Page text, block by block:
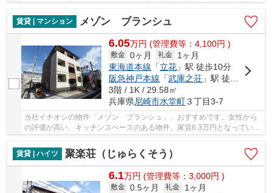
賃貸 | マンション
メゾン ブランシュ
6.05万円 (管理費等：4,100円 )
敷金 0ヶ月 礼金
1ヶ月
東海道本線 「立花 」駅 徒歩10分
阪急神戸本線 「武庫之荘 」駅 徒歩16分
3階 / 1K / 29.58㎡
兵庫県尼崎市水堂町３丁目3-7
当社イチオシの物件「メゾン ブランシュ」、おすすめです。女性から
の評価が高い、キッチンスぺースのある物件。家賃6.3万円となっている
おススメの物件です。専用の駐輪場があり、引...
賃貸 | ハイツ
聚楽荘（じゅらくそう）
6.1万円 (管理費等：3,000円 )
敷金 0.5ヶ月 礼金
1ヶ月